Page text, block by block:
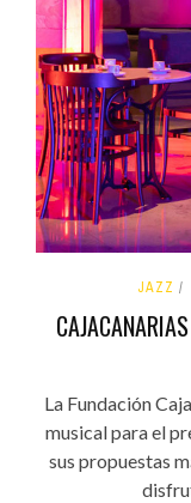
JAZZ
La Fundación
musical para el
sus propuestas